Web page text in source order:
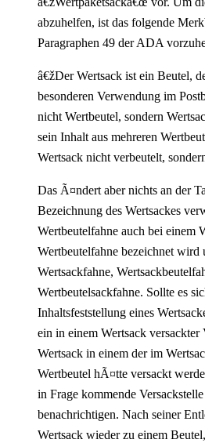
abzuhelfen, ist das folgende
Paragraphen 49 der ADA
â€žDer Wertsack ist ein Beutel,
besonderen Verwendung im
nicht Wertbeutel, sondern
sein Inhalt aus mehreren
Wertsack nicht verbeutelt,
Das Ã¤ndert aber nichts an der
Bezeichnung des Wertsackes
Wertbeutelfahne auch bei einem
Wertbeutelfahne bezeichnet wird
Wertsackfahne,
Wertbeutelsackfahne. Sollte es
Inhaltsfeststellung eines
ein in einem Wertsack versackter
Wertsack in einem der im
Wertbeutel hÃ¤tte versackt
in Frage kommende
benachrichtigen. Nach seiner
Wertsack wieder zu einem